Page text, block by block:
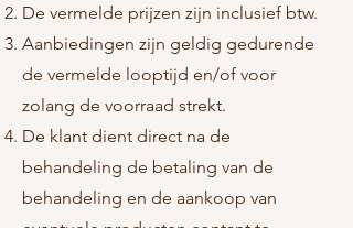
De vermelde prijzen zijn inclusief btw.
Aanbiedingen zijn geldig gedurende
de vermelde looptijd en/of voor
zolang de voorraad strekt.
De klant dient direct na de
behandeling de betaling van de
behandeling en de aankoop van